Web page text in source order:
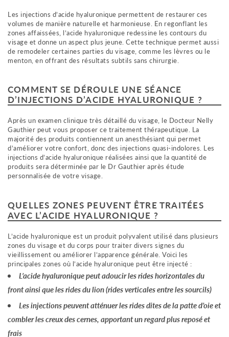
Les injections d’acide hyaluronique permettent de restaurer ces
volumes de manière naturelle et harmonieuse. En regonflant les
zones affaissées, l’acide hyaluronique redessine les contours du
visage et donne un aspect plus jeune. Cette technique permet aussi
de remodeler certaines parties du visage, comme les lèvres ou le
menton, en offrant des résultats subtils sans chirurgie.
COMMENT SE DÉROULE UNE SÉANCE
D’INJECTIONS D’ACIDE HYALURONIQUE ?
Après un examen clinique très détaillé du visage, le Docteur Nelly
Gauthier peut vous proposer ce traitement thérapeutique. La
majorité des produits contiennent un anesthésiant qui permet
d’améliorer votre confort, donc des injections quasi-indolores. Les
injections d’acide hyaluronique réalisées ainsi que la quantité de
produits sera déterminée par le Dr Gauthier après étude
personnalisée de votre visage.
QUELLES ZONES PEUVENT ÊTRE TRAITÉES
AVEC L’ACIDE HYALURONIQUE ?
L’acide hyaluronique est un produit polyvalent utilisé dans plusieurs
zones du visage et du corps pour traiter divers signes du
vieillissement ou améliorer l’apparence générale. Voici les
principales zones où l’acide hyaluronique peut être injecté :
L’acide hyaluronique peut adoucir lesrides horizontales du
frontainsi que les rides du lion (rides verticales entre les sourcils)
Les injections peuvent atténuer lesrides dites de la patte d’oieet
combler les creux descernes, apportant un regard plus reposé et
frais